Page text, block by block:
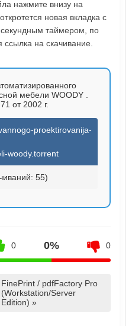
нажмите внизу на
новая вкладка с
таймером, по
ссылка на скачивание.
мебели WOODY .
от 2002 г.
proektirovanija-
woody.torrent
55)
0 0% 0
FinePrint / pdfFactory Pro
(Workstation/Server
Edition) »